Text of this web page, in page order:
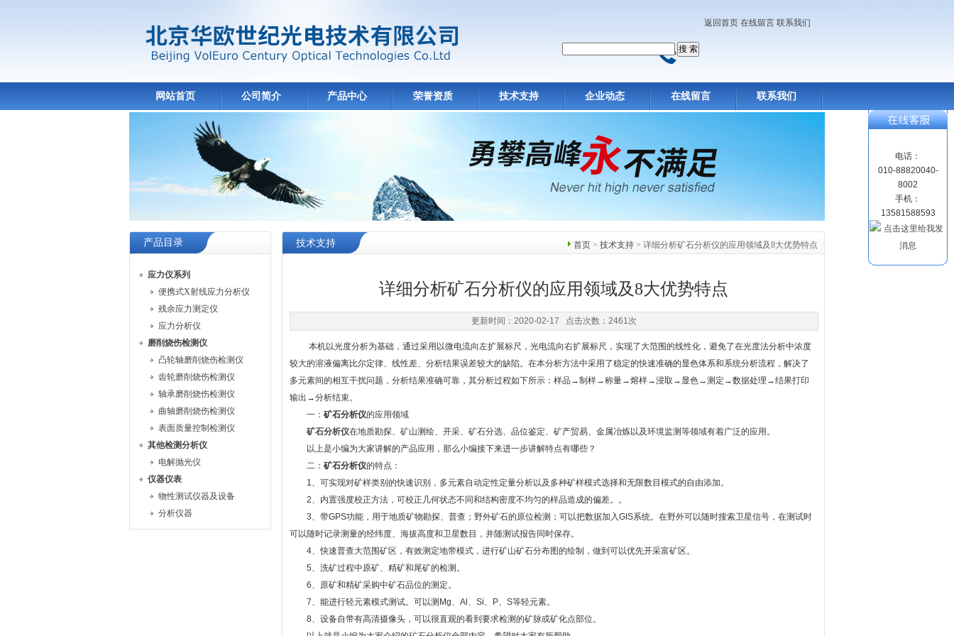
返回首页 在线留言 联系我们
网站首页 公司简介 产品中心 荣誉资质 技术支持 企业动态 在线留言 联系我们
产品目录
应力仪系列
便携式X射线应力分析仪
残余应力测定仪
应力分析仪
磨削烧伤检测仪
凸轮轴磨削烧伤检测仪
齿轮磨削烧伤检测仪
轴承磨削烧伤检测仪
曲轴磨削烧伤检测仪
表面质量控制检测仪
其他检测分析仪
电解抛光仪
仪器仪表
物性测试仪器及设备
分析仪器
首页 > 技术支持 > 详细分析矿石分析仪的应用领域及8大优势特点
技术支持
详细分析矿石分析仪的应用领域及8大优势特点
更新时间：2020-02-17 点击次数：2461次
本机以光度分析为基础，通过采用以微电流向左扩展标尺，光电流向右扩展标尺，实现了大范围的线性化，避免了在光度法分析中浓度
较大的溶液偏离比尔定律、线性差、分析结果误差较大的缺陷。在本分析方法中采用了稳定的快速准确的显色体系和系统分析流程，解决了
多元素间的相互干扰问题，分析结果准确可靠，其分析过程如下所示：样品→制样→称量→熔样→浸取→显色→测定→数据处理→结果打印
输出→分析结束。
一： 矿石分析仪的应用领域
矿石分析仪在地质勘探、矿山测绘、开采、矿石分选、品位鉴定、矿产贸易、金属冶炼以及环境监测等领域有着广泛的应用。
以上是小编为大家讲解的产品应用，那么小编接下来进一步讲解特点有哪些？
二： 矿石分析仪的特点：
1、可实现对矿样类别的快速识别，多元素自动定性定量分析以及多种矿样模式选择和无限数目模式的自由添加。
2、内置强度校正方法，可校正几何状态不同和结构密度不均匀的样品造成的偏差。。
3、带GPS功能，用于地质矿物勘探、普查；野外矿石的原位检测；可以把数据加入GIS系统。在野外可以随时搜索卫星信号，在测试时
可以随时记录测量的经纬度、海拔高度和卫星数目，并随测试报告同时保存。
4、快速普查大范围矿区，有效测定地带模式，进行矿山矿石分布图的绘制，做到可以优先开采富矿区。
5、洗矿过程中原矿、精矿和尾矿的检测。
6、原矿和精矿采购中矿石品位的测定。
7、能进行轻元素模式测试。可以测Mg、Al、Si、P、S等轻元素。
8、设备自带有高清摄像头，可以很直观的看到要求检测的矿脉或矿化点部位。
电话：
010-88820040-
8002
手机：
13581588593